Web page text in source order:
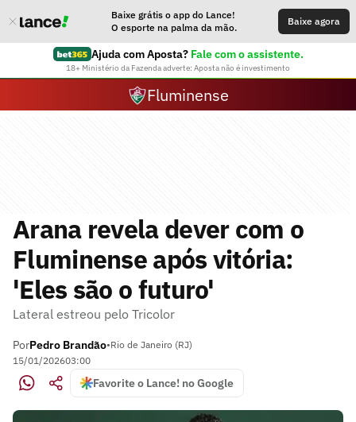
Baixe grátis o app do Lance!
O esporte na palma da mão.
Baixe agora
Ajuda com Aposta? Fale com o assistente.
18+ Ministério da Fazenda adverte: Aposta não é investimento
Fluminense
Arana revela dever com o
Fluminense após vitória:
'Eles são o futuro'
Lateral estreou pelo Tricolor
PorPedro Brandão•Rio de Janeiro (RJ)
15/01/202603:00
Favorite o Lance! no Google